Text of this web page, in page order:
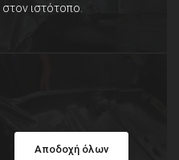
ιστότοπο.
Αποδοχή όλων